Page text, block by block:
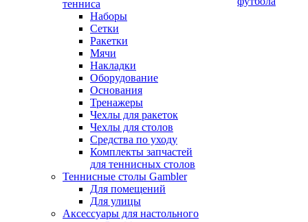
тенниса
Наборы
Сетки
Ракетки
Мячи
Накладки
Оборудование
Основания
Тренажеры
Чехлы для ракеток
Чехлы для столов
Средства по уходу
Комплекты запчастей
для теннисных столов
Теннисные столы Gambler
Для помещений
Для улицы
Аксессуары для настольного